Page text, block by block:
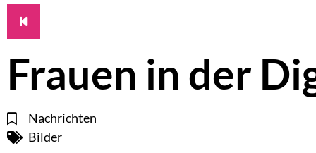
Frauen in der
Nachrichten
Bilder